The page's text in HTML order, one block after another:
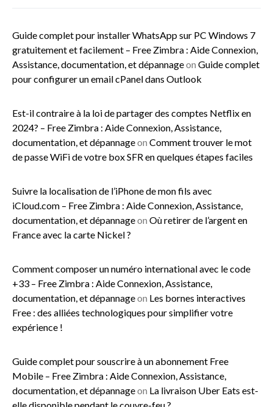
Guide complet pour installer WhatsApp sur PC Windows 7
gratuitement et facilement – Free Zimbra : Aide Connexion,
Assistance, documentation, et dépannageon Guide complet
pour configurer un email cPanel dans Outlook
Est-il contraire à la loi de partager des comptes Netflix en
2024? – Free Zimbra : Aide Connexion, Assistance,
documentation, et dépannageon Comment trouver le mot
de passe WiFi de votre box SFR en quelques étapes faciles
Suivre la localisation de l’iPhone de mon fils avec
iCloud.com – Free Zimbra : Aide Connexion, Assistance,
documentation, et dépannageon Où retirer de l’argent en
France avec la carte Nickel ?
Comment composer un numéro international avec le code
+33 – Free Zimbra : Aide Connexion, Assistance,
documentation, et dépannageon Les bornes interactives
Free : des alliées technologiques pour simplifier votre
expérience !
Guide complet pour souscrire à un abonnement Free
Mobile – Free Zimbra : Aide Connexion, Assistance,
documentation, et dépannageon La livraison Uber Eats est-